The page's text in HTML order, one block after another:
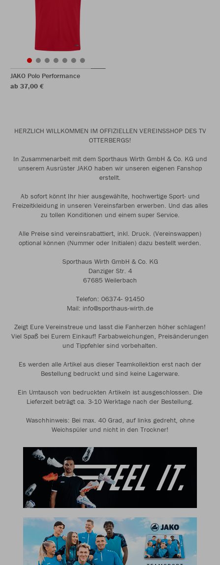
JAKO Polo Performance
ab 37,00 €
HERZLICH WILLKOMMEN IM OFFIZIELLEN VEREINSSHOP DES TV
OTTERBERGS!
In Zusammenarbeit mit dem Sporthaus Wirth GmbH & Co. KG und
unserem Ausrüster JAKO haben wir unseren eigenen Fanshop
erstellt.
Ab sofort könnt Ihr hier ausgewählte, hochwertige Sport- und
Freizeitkleidung in unseren Vereinsfarben erwerben. Und das alles
zu tollen Konditionen und einem super Service.
Alle Preise sind vereinsrabattiert, inkl. Druck. (Vereinswappen)
optional können (Nummer oder Initialen) dazu bestellt werden.
Sporthaus Wirth GmbH & Co. KG
Danziger Str. 4
67685 Weilerbach
Telefon: 06374- 91450
Mail: info@sporthaus-wirth.de
Zeigt Eure Vereinstreue und lasst die Fanherzen höher schlagen!
Viel Spaß bei Eurem Einkauf! Farbabweichungen, Preisänderungen
und Tippfehler sind vorbehalten.
Es werden alle Artikel aus dieser Teamkollektion erst nach der
Bestellung bedruckt und sind keine Lagerware.
Ein Umtausch von bedruckten Artikeln ist ausgeschlossen. Die
Lieferzeit beträgt ca. 3-10 Werktage nach der Bestellung.
Waschhinweis: Bei max. 40 Grad, auf links gedreht, ohne
Weichspüler und nicht in den Trockner!